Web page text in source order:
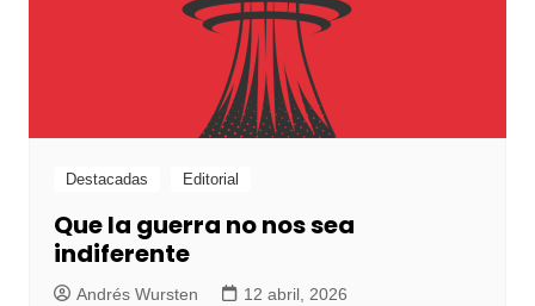
Destacadas Editorial
Que la guerra no nos sea
indiferente
Andrés Wursten 12 abril, 2026